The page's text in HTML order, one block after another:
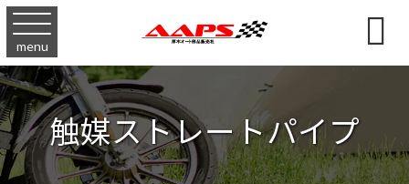
menu 
触媒ストレートパイプ